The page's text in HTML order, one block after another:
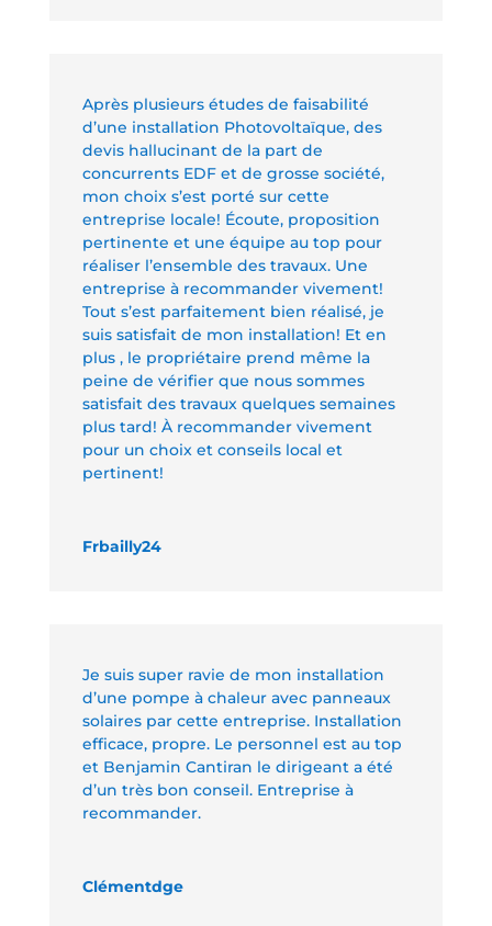
Après plusieurs études de faisabilité
d’une installation Photovoltaïque, des
devis hallucinant de la part de
concurrents EDF et de grosse société,
mon choix s’est porté sur cette
entreprise locale! Écoute, proposition
pertinente et une équipe au top pour
réaliser l’ensemble des travaux. Une
entreprise à recommander vivement!
Tout s’est parfaitement bien réalisé, je
suis satisfait de mon installation! Et en
plus , le propriétaire prend même la
peine de vérifier que nous sommes
satisfait des travaux quelques semaines
plus tard! À recommander vivement
pour un choix et conseils local et
pertinent!
Frbailly24
Je suis super ravie de mon installation
d’une pompe à chaleur avec panneaux
solaires par cette entreprise. Installation
efficace, propre. Le personnel est au top
et Benjamin Cantiran le dirigeant a été
d’un très bon conseil. Entreprise à
recommander.
Clémentdge